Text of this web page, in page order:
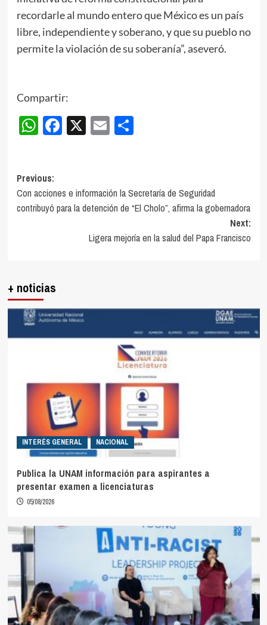
recordarle al mundo entero que México es un país
libre, independiente y soberano, y que su pueblo no
permite la violación de su soberanía”, aseveró.
Compartir:
WhatsApp
Facebook
X EmailCompartir
Post
navigation
Previous:
Con acciones e información la Secretaría de Seguridad
contribuyó para la detención de “El Cholo”, afirma la gobernadora
Next:
Ligera mejoría en la salud del Papa Francisco
+ noticias
INTERÉS GENERAL NACIONAL
Publica la UNAM información para aspirantes a
presentar examen a licenciaturas
05/08/2026